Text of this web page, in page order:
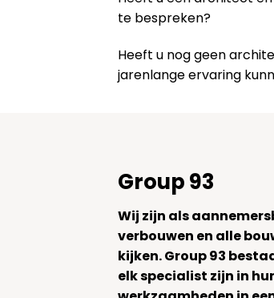
te bespreken?
Heeft u nog geen
jarenlange ervaring
Group 93
Wij zijn als
verbouwen en alle
kijken. Group 93
elk specialist zijn in